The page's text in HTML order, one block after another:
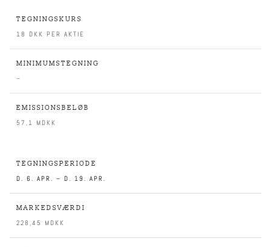
TEGNINGSKURS
18 DKK PER AKTIE
MINIMUMSTEGNING
–
EMISSIONSBELØB
57,1 MDKK
TEGNINGSPERIODE
D. 6. APR. – D. 19. APR.
MARKEDSVÆRDI
228,45 MDKK